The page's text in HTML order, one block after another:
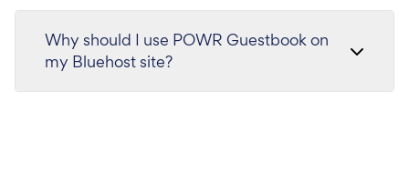
Why should I use POWR Guestbook on
my Bluehost site?